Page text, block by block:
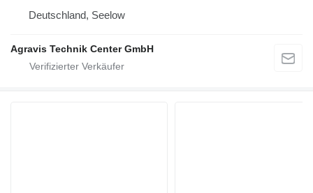
Deutschland, Seelow
Agravis Technik Center GmbH